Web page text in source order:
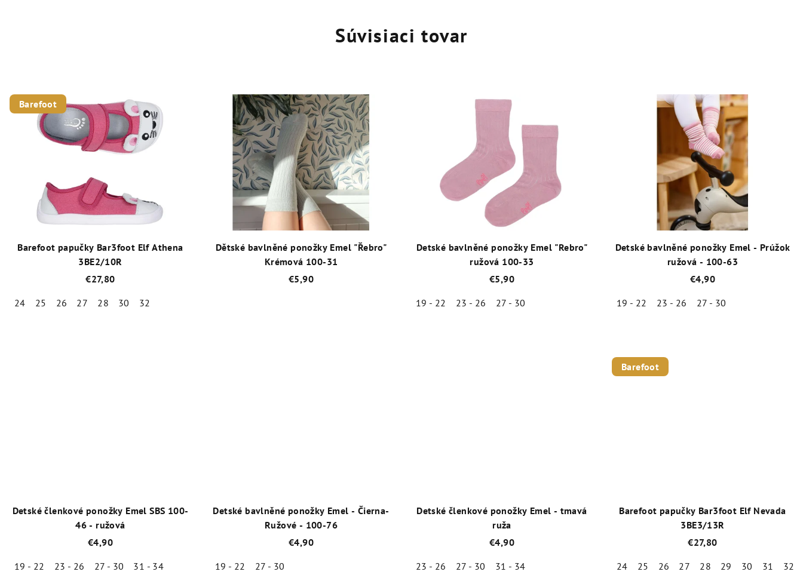
Súvisiaci tovar
Barefoot
Barefoot papučky Bar3foot Elf Athena
3BE2/10R
€27,80
24
25 26 27 28 30 32
Dětské bavlněné ponožky Emel "Řebro"
Krémová 100-31
€5,90
Detské bavlněné ponožky Emel "Rebro"
ružová 100-33
€5,90
19 - 22
23 - 26 27 - 30
Detské bavlněné ponožky Emel - Prúžok
ružová - 100-63
€4,90
19 - 22
23 - 26 27 - 30
Detské členkové ponožky Emel SBS 100-
46 - ružová
€4,90
19 - 22
23 - 26 27 - 30 31 - 34
Detské bavlněné ponožky Emel - Čierna-
Ružové - 100-76
€4,90
19 - 22
27 - 30
Detské členkové ponožky Emel - tmavá
ruža
€4,90
23 - 26
27 - 30 31 - 34
Barefoot
Barefoot papučky Bar3foot Elf Nevada
3BE3/13R
€27,80
24
25 26 27 28 29 30 31 32